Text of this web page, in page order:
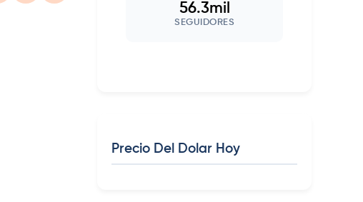
56.3mil
SEGUIDORES
Precio Del Dolar Hoy